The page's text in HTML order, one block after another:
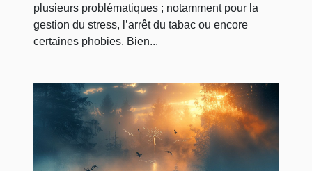
plusieurs problématiques ; notamment pour la
gestion du stress, l’arrêt du tabac ou encore
certaines phobies. Bien...